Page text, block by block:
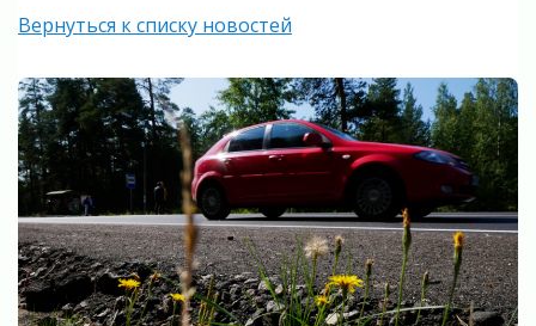
Вернуться к списку новостей